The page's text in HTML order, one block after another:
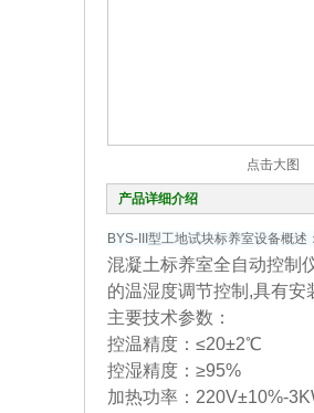
点击大图
产品详细介绍
BYS-III型工地试块标养室设备概
混凝土标养室全自动控制
的温湿度调节控制,具有
主要技术参数：
控温精度：≤20±2℃
控湿精度：≥95%
加热功率：220V±10%-